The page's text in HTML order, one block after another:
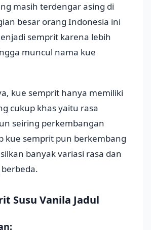
masih terdengar asing di
besar orang Indonesia ini
semprit karena lebih
muncul nama kue
kue semprit hanya memiliki
cukup khas yaitu rasa
seiring perkembangan
kue semprit pun berkembang
banyak variasi rasa dan
Susu Vanila Jadul